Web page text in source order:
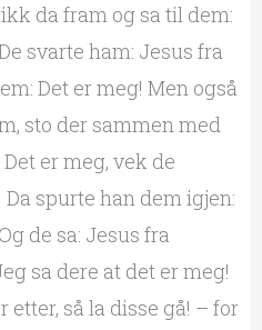
da fram og sa til dem:
svarte ham: Jesus fra
Det er meg! Men også
sto der sammen med
er meg, vek de
spurte han dem igjen:
de sa: Jesus fra
sa dere at det er meg!
etter, så la disse gå! – for